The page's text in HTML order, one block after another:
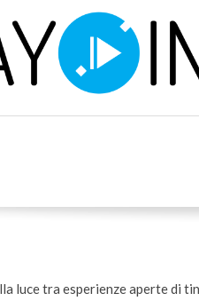
luce tra esperienze aperte di